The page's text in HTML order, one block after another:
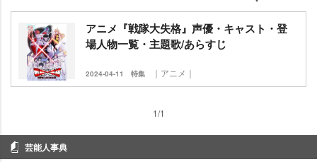
アニメ『戦隊大失格』声優・キャスト・登
場人物一覧・主題歌/あらすじ
2024-04-11 特集 ｜アニメ｜
1/1
芸能人事典